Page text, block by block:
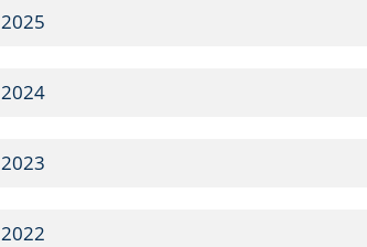
2025
2024
2023
2022